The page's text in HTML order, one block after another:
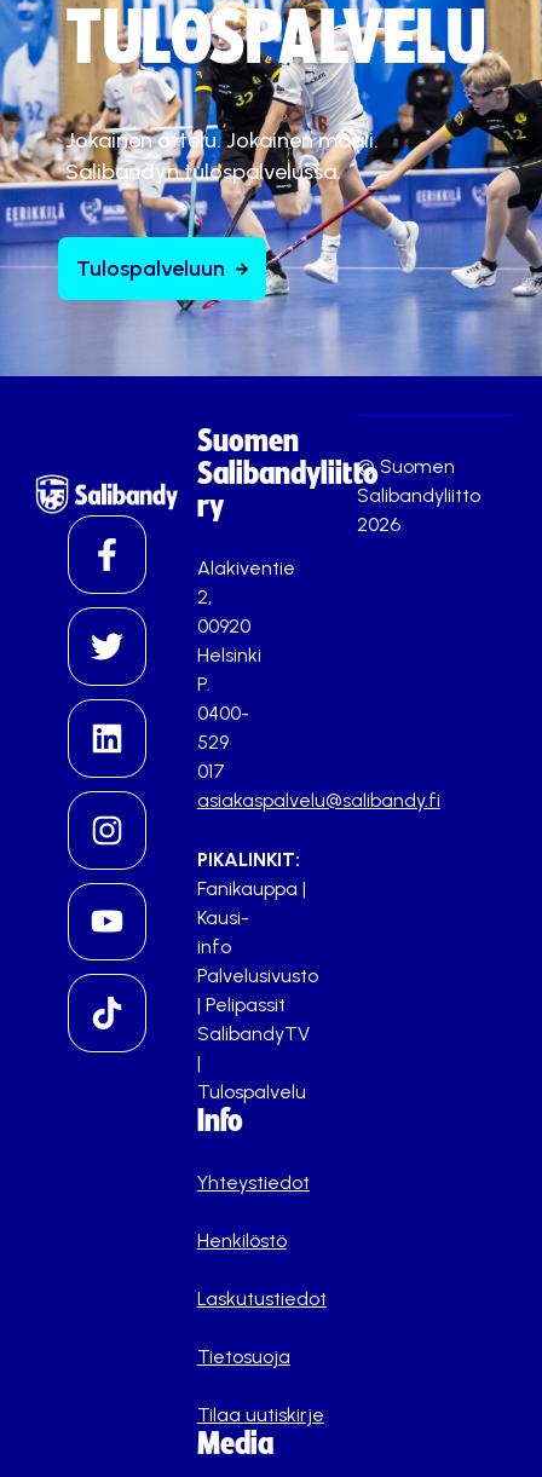
TULOSPALVELU
Jokainen ottelu. Jokainen maali.
Salibandyn tulospalvelussa.
Tulospalveluun
Suomen
Salibandyliitto
ry
Alakiventie
2,
00920
Helsinki
P.
0400-
529
017
asiakaspalvelu@salibandy.fi
PIKALINKIT:
Fanikauppa |
Kausi-
info
Palvelusivusto
| Pelipassit
SalibandyTV
|
Tulospalvelu
Info
Yhteystiedot
Henkilöstö
Laskutustiedot
Tietosuoja
Tilaa uutiskirje
Media
© Suomen
Salibandyliitto
2026